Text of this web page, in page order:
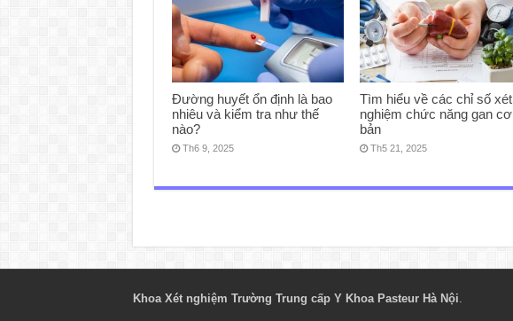
Đường huyết ổn định là bao
nhiêu và kiểm tra như thế
nào?
Th6 9, 2025
Tìm hiểu về các chỉ số xét
nghiệm chức năng gan cơ
bản
Th5 21, 2025
Khoa Xét nghiệm Trường Trung cấp Y Khoa Pasteur Hà Nội.